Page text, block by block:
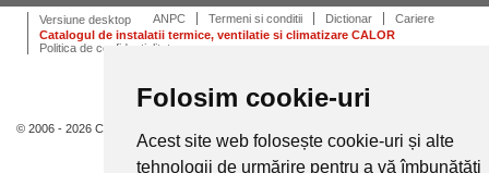
Folosim cookie-uri
Acest site web folosește cookie-uri și alte
tehnologii de urmărire pentru a vă îmbunătăți
Versiune desktop ANPC Termeni si conditii Dictionar
Cariere
Catalogul de instalatii termice, ventilatie si climatizare CALOR
Politica de confidentialitate
© 2006 - 2026 Calor.